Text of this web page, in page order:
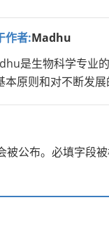
作者:Madhu
是生物科学专业
本原则和对不断发
公布。 必填字段